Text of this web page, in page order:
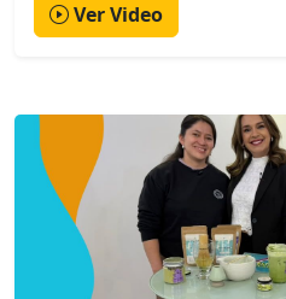
Ver Video